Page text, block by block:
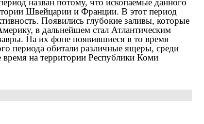
назван потому, что ископаемые данного
Швейцарии и Франции. В этот период
Появились глубокие заливы, которые
в дальнейшем стал Атлантическим
На их фоне появившиеся в то время
периода обитали различные ящеры, среди
на территории Республики Коми